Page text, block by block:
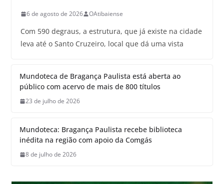
6 de agosto de 2026 OAtibaiense
Com 590 degraus, a estrutura, que já existe na cidade
leva até o Santo Cruzeiro, local que dá uma vista
Mundoteca de Bragança Paulista está aberta ao
público com acervo de mais de 800 títulos
23 de julho de 2026
Mundoteca: Bragança Paulista recebe biblioteca
inédita na região com apoio da Comgás
8 de julho de 2026